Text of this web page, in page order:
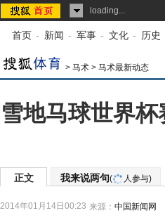
loading...
首页 - 新闻 - 军事 - 文化 - 历史
> 马术 > 马术最新动态
雪地马球世界
正文 我来说两句( 人参与)
2014年01月14日00:23 来源： 中国新闻网